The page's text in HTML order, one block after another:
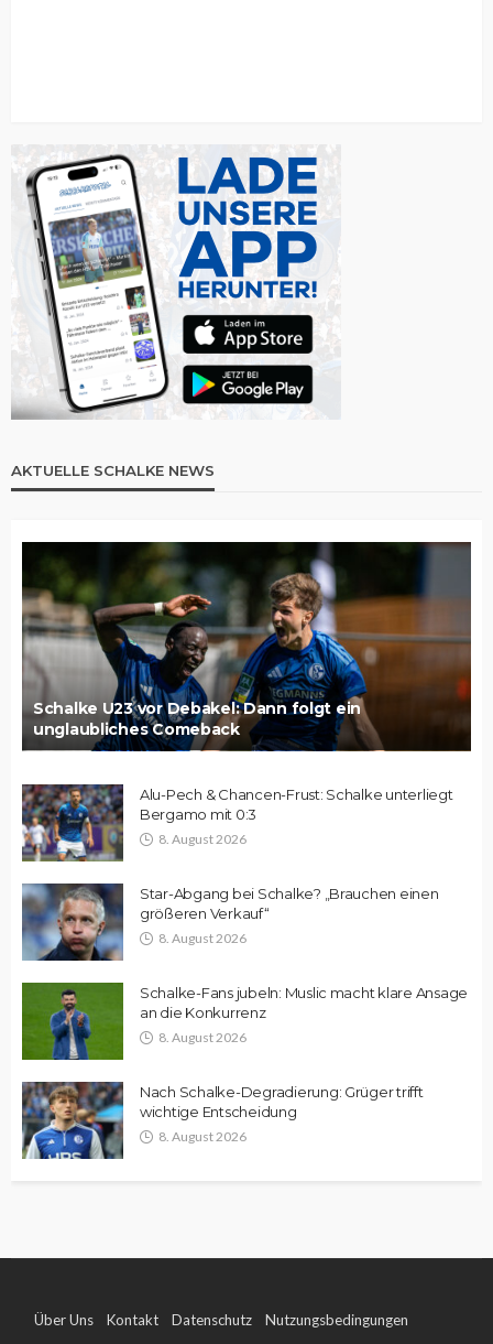
AKTUELLE SCHALKE NEWS
Schalke U23 vor Debakel: Dann folgt ein
unglaubliches Comeback
Alu-Pech & Chancen-Frust: Schalke unterliegt
Bergamo mit 0:3
8. August 2026
Star-Abgang bei Schalke? „Brauchen einen
größeren Verkauf“
8. August 2026
Schalke-Fans jubeln: Muslic macht klare Ansage
an die Konkurrenz
8. August 2026
Nach Schalke-Degradierung: Grüger trifft
wichtige Entscheidung
8. August 2026
Über Uns Kontakt Datenschutz Nutzungsbedingungen